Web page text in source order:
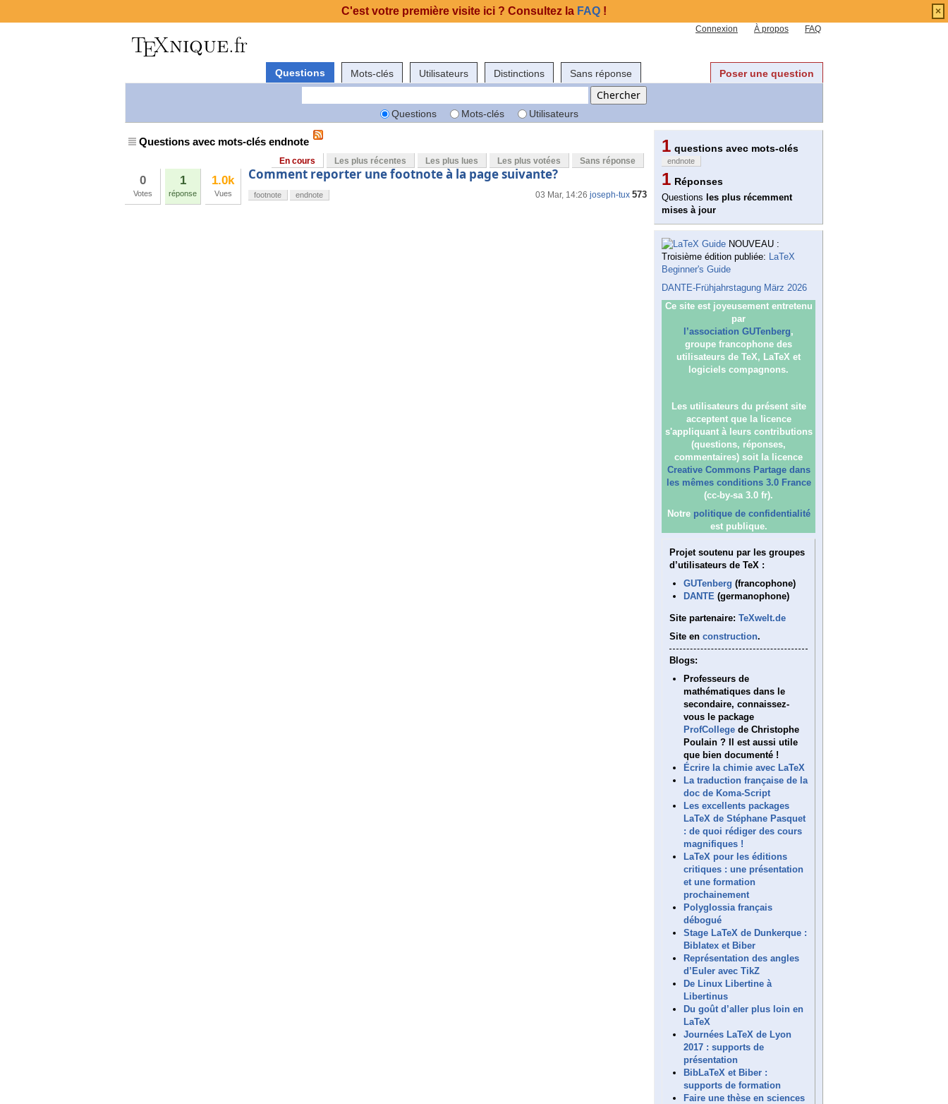
Connexion À propos FAQ
Questions Mots-clés Utilisateurs Distinctions Sans réponse Poser une question
Questions Mots-clés Utilisateurs
Questions avec mots-clés endnote
En cours Les plus récentes Les plus lues Les plus votées Sans réponse
0
Votes
1
réponse
1.0k
Vues
Comment reporter une footnote à la page suivante?
03 Mar, 14:26 joseph-tux 573
footnote endnote
1 questions avec mots-clés
endnote
1 Réponses
Questions les plus récemment
mises à jour
NOUVEAU :
Troisième édition publiée: LaTeX
Beginner's Guide
DANTE-Frühjahrstagung März 2026
Ce site est joyeusement entretenu
par
l’association GUTenberg,
groupe francophone des
utilisateurs de TeX, LaTeX et
logiciels compagnons.
Les utilisateurs du présent site
acceptent que la licence
s'appliquant à leurs contributions
(questions, réponses,
commentaires) soit la licence
Creative Commons Partage dans
les mêmes conditions 3.0 France
(cc-by-sa 3.0 fr).
Notre politique de confidentialité
est publique.
Projet soutenu par les groupes
d’utilisateurs de TeX :
GUTenberg (francophone)
DANTE (germanophone)
Site partenaire: TeXwelt.de
Site en construction.
Blogs:
Professeurs de
mathématiques dans le
secondaire, connaissez-
vous le package
ProfCollege de Christophe
Poulain ? Il est aussi utile
que bien documenté !
Écrire la chimie avec LaTeX
La traduction française de la
doc de Koma-Script
Les excellents packages
LaTeX de Stéphane Pasquet
: de quoi rédiger des cours
magnifiques !
LaTeX pour les éditions
critiques : une présentation
et une formation
prochainement
Polyglossia français
débogué
Stage LaTeX de Dunkerque :
Biblatex et Biber
Représentation des angles
d’Euler avec TikZ
De Linux Libertine à
Libertinus
Du goût d’aller plus loin en
LaTeX
Journées LaTeX de Lyon
2017 : supports de
présentation
BibLaTeX et Biber :
supports de formation
Faire une thèse en sciences
C'est votre première visite ici ? Consultez la FAQ ! ×